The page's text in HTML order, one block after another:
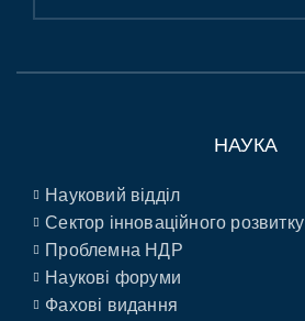
НАУКА
Науковий відділ
Сектор інноваційного розвитку
Проблемна НДР
Наукові форуми
Фахові видання